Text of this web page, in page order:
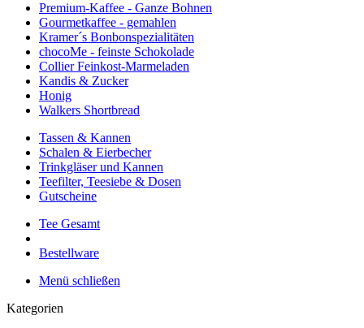
Premium-Kaffee - Ganze Bohnen
Gourmetkaffee - gemahlen
Kramer´s Bonbonspezialitäten
chocoMe - feinste Schokolade
Collier Feinkost-Marmeladen
Kandis & Zucker
Honig
Walkers Shortbread
Tassen & Kannen
Schalen & Eierbecher
Trinkgläser und Kannen
Teefilter, Teesiebe & Dosen
Gutscheine
Tee Gesamt
Bestellware
Menü schließen
Kategorien